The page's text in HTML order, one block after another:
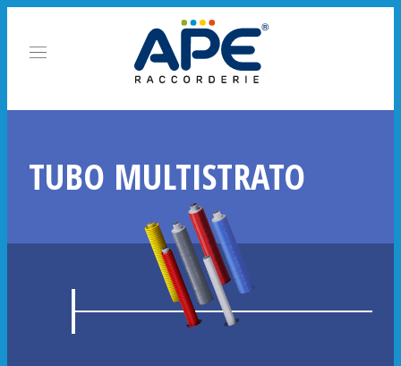
TUBO MULTISTRATO